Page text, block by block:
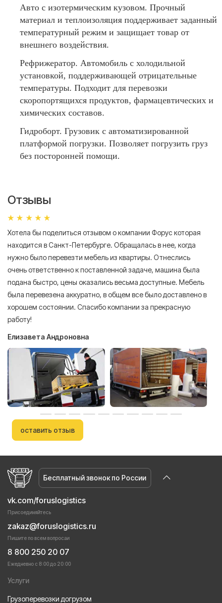
Авто с изотермическим кузовом. Прочный
материал и теплоизоляция поддерживает заданный
температурный режим и защищает товар от
внешнего воздействия.
Рефрижератор. Автомобиль с холодильной
установкой, поддерживающей отрицательные
температуры. Подходит для перевозки
скоропортящихся продуктов, фармацевтических и
химических составов.
Гидроборт. Грузовик с автоматизированной
платформой погрузки. Позволяет погрузить груз
без посторонней помощи.
Отзывы
Хотела бы поделиться отзывом о компании Форус которая
находится в Санкт-Петербурге. Обращалась в нее, когда
нужно было перевезти мебель из квартиры. Отнеслись
очень ответственно к поставленной задаче, машина была
подана быстро, цены оказались весьма доступные. Мебель
была перевезена аккуратно, в общем все было доставлено в
хорошем состоянии. Спасибо компании за прекрасную
работу!
Елизавета Андроновна
оставить отзыв
Бесплатный звонок по России
vk.com/foruslogistics
Присоединяйтесь
zakaz@foruslogistics.ru
Пишите по всем вопросаи
8 800 250 20 07
Ежедневно с 8:00 до 20:00
Услуги
Грузоперевозки догрузом